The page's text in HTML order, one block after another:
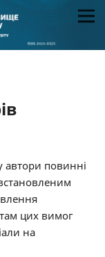
автори повинні
цих вимог
на